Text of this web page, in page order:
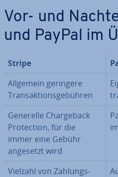
Vor- und
und PayPal im
Stripe
Allgemein geringere
Trans­ak­ti­ons­ge­büh­ren
Generelle Char­ge­back
Pro­tec­tion, für die
immer eine Gebühr
angesetzt wird
Vielzahl von Zah­lungs­